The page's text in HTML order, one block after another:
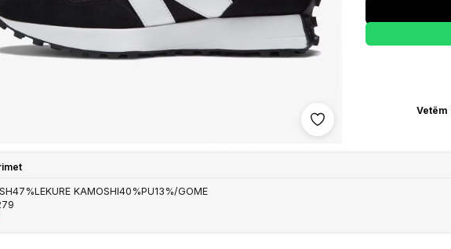
Shto në wishlist
Vetëm
KAMOSHI40%PU13%/GOME